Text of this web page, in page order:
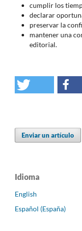
cumplir los
declarar
preservar la
mantener una
editorial.
Enviar un artículo
Idioma
English
Español (España)